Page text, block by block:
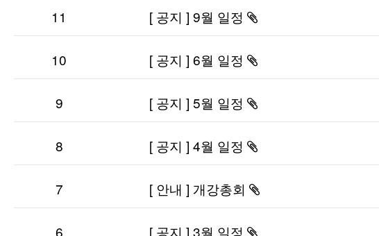
11 [ 공지 ] 9월 일정
10 [ 공지 ] 6월 일정
9 [ 공지 ] 5월 일정
8 [ 공지 ] 4월 일정
7 [ 안내 ] 개강총회
6 [ 공지 ] 3월 일정